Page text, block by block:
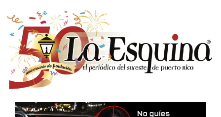
to
content